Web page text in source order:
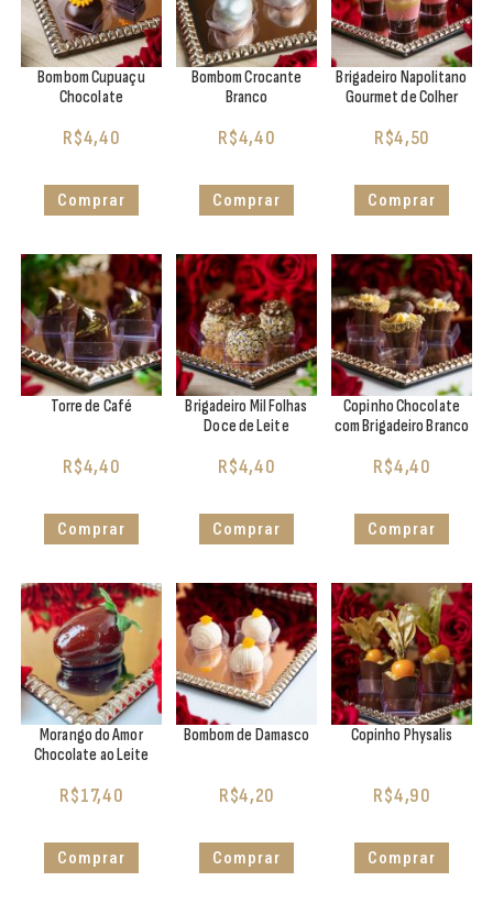
Bombom Cupuaçu
Chocolate
R$4,40
Comprar
Bombom Crocante
Branco
R$4,40
Comprar
Brigadeiro Napolitano
Gourmet de Colher
R$4,50
Comprar
Torre de Café
R$4,40
Comprar
Brigadeiro Mil Folhas
Doce de Leite
R$4,40
Comprar
Copinho Chocolate
com Brigadeiro Branco
R$4,40
Comprar
Morango do Amor
Chocolate ao Leite
R$17,40
Comprar
Bombom de Damasco
R$4,20
Comprar
Copinho Physalis
R$4,90
Comprar